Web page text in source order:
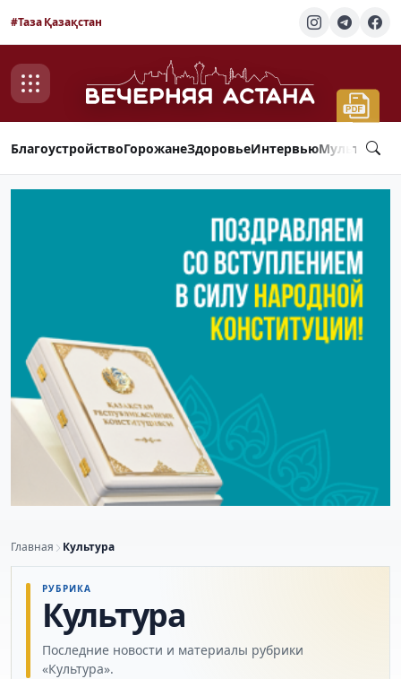
#Таза Қазақстан
БлагоустройствоГорожанеЗдоровьеИнтервью
Главная Культура
РУБРИКА
Культура
Последние новости и материалы рубрики
«Культура».